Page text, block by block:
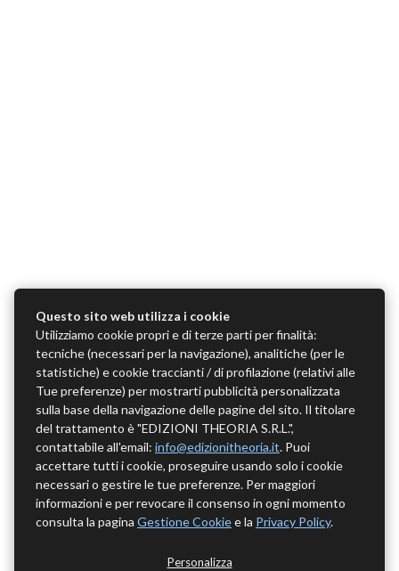
Questo sito web utilizza i cookie
Utilizziamo cookie propri e di terze parti per finalità:
tecniche (necessari per la navigazione), analitiche (per le
statistiche) e cookie traccianti / di profilazione (relativi alle
Tue preferenze) per mostrarti pubblicità personalizzata
sulla base della navigazione delle pagine del sito. Il titolare
del trattamento è "EDIZIONI THEORIA S.R.L.",
contattabile all'email: info@edizionitheoria.it. Puoi
accettare tutti i cookie, proseguire usando solo i cookie
necessari o gestire le tue preferenze. Per maggiori
informazioni e per revocare il consenso in ogni momento
consulta la pagina Gestione Cookiee la Privacy Policy.
Personalizza